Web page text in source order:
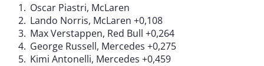
Oscar Piastri, McLaren
Lando Norris, McLaren +0,108
Max Verstappen, Red Bull +0,264
George Russell, Mercedes +0,275
Kimi Antonelli, Mercedes +0,459